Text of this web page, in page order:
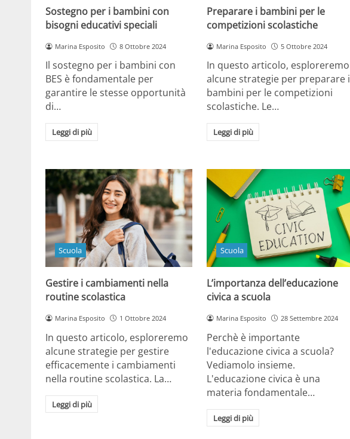
Sostegno per i bambini con
bisogni educativi speciali
Marina Esposito 8 Ottobre 2024
Il sostegno per i bambini con
BES è fondamentale per
garantire le stesse opportunità
di…
Leggi di più
Preparare i bambini per le
competizioni scolastiche
Marina Esposito 5 Ottobre 2024
In questo articolo, esploreremo
alcune strategie per preparare i
bambini per le competizioni
scolastiche. Le…
Leggi di più
Scuola
Gestire i cambiamenti nella
routine scolastica
Marina Esposito 1 Ottobre 2024
In questo articolo, esploreremo
alcune strategie per gestire
efficacemente i cambiamenti
nella routine scolastica. La…
Leggi di più
Scuola
L’importanza dell’educazione
civica a scuola
Marina Esposito 28 Settembre 2024
Perchè è importante
l'educazione civica a scuola?
Vediamolo insieme.
L'educazione civica è una
materia fondamentale…
Leggi di più